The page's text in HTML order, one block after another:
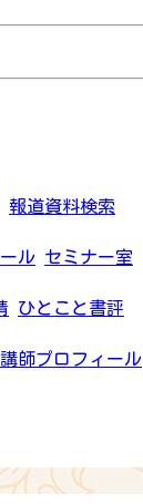
報道資料検索
ル セミナー室
ひとこと書評
講師プロフィール